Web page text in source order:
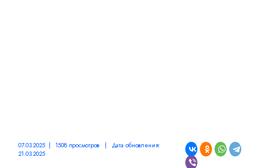
07.03.2025 | 1508 просмотров | Дата обновления:
21.03.2025